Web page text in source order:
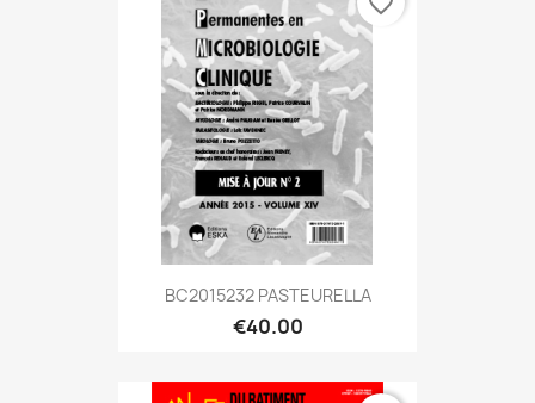
BC2015232 PASTEURELLA
€40.00